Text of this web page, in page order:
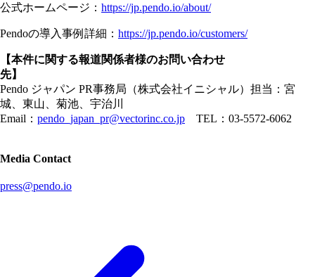
公式ホームページ： https://jp.pendo.io/about/
Pendoの導入事例詳細： https://jp.pendo.io/customers/
【本件に関する報道関係者様のお問い合わせ
先】
Pendo ジャパン PR事務局（株式会社イニシャル）担当：宮
城、東山、菊池、宇治川
Email： pendo_japan_pr@vectorinc.co.jp TEL：03-5572-6062
Media Contact
press@pendo.io